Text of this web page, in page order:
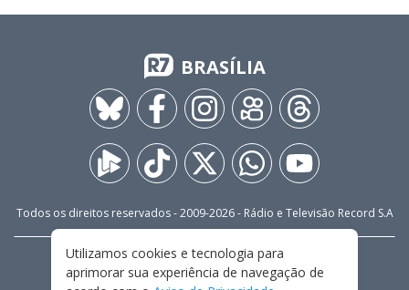
BRASÍLIA
Todos os direitos reservados - 2009-2026- Rádio e Televisão Record S.A
FALE CONOSCO
PRIVACIDADE
TERMOS E CONDIÇÕES DE USO
Utilizamos cookies e tecnologia para
aprimorar sua experiência de navegação de